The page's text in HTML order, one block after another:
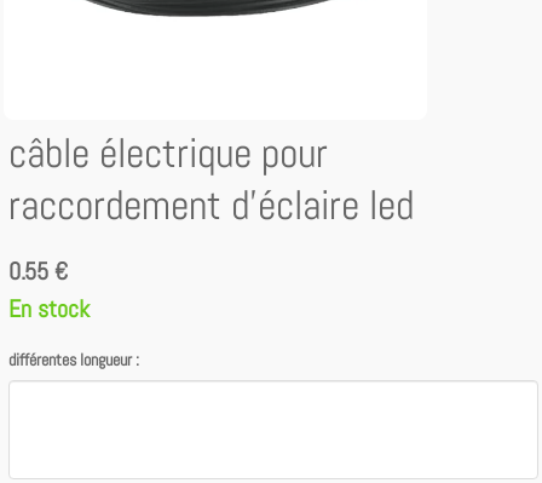
câble électrique pour
raccordement d'éclaire led
0.55 €
En stock
différentes longueur :